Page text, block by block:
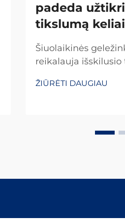
padeda
tikslumą
Šiuolaikinės
reikalauja
būtų užtikrintos
ŽIŪRĖTI DAUGIAU